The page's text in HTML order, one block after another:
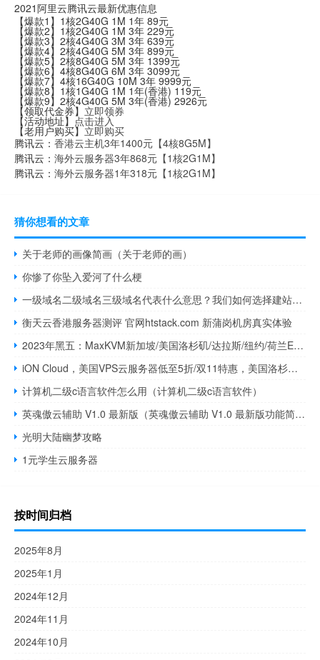
2021阿里云腾讯云最新优惠信息
【爆款1】1核2G40G 1M 1年 89元
【爆款2】1核2G40G 1M 3年 229元
【爆款3】2核4G40G 3M 3年 639元
【爆款4】2核4G40G 5M 3年 899元
【爆款5】2核8G40G 5M 3年 1399元
【爆款6】4核8G40G 6M 3年 3099元
【爆款7】4核16G40G 10M 3年 9999元
【爆款8】1核1G40G 1M 1年(香港) 119元
【爆款9】2核4G40G 5M 3年(香港) 2926元
【领取代金券】 立即领券
【活动地址】 点击进入
【老用户购买】立即购买
腾讯云： 香港云主机3年1400元【4核8G5M】
腾讯云： 海外云服务器3年868元【1核2G1M】
腾讯云： 海外云服务器1年318元【1核2G1M】
猜你想看的文章
关于老师的画像简画（关于老师的画）
你惨了你坠入爱河了什么梗
一级域名二级域名三级域名代表什么意思？我们如何选择建站域名
衡天云香港服务器测评 官网htstack.com 新蒲岗机房真实体验
2023年黑五：MaxKVM新加坡/美国洛杉矶/达拉斯/纽约/荷兰EPYC 7702p VPS：1.05美元/月起
iON Cloud，美国VPS云服务器低至5折/双11特惠，美国洛杉矶/圣何塞/夏威夷，KVM虚拟/2核2G内存1Gbps带宽11.1美元/月
计算机二级c语言软件怎么用（计算机二级c语言软件）
英魂傲云辅助 V1.0 最新版（英魂傲云辅助 V1.0 最新版功能简介）
光明大陆幽梦攻略
1元学生云服务器
按时间归档
2025年8月
2025年1月
2024年12月
2024年11月
2024年10月